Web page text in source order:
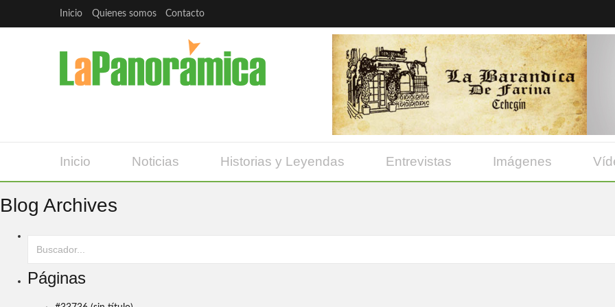
Inicio Quienes somos Contacto
Inicio Noticias Historias y Leyendas Entrevistas Imágenes
Blog Archives
Páginas